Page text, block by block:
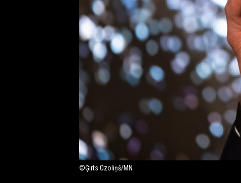
©Ģirts Ozoliņš/MN